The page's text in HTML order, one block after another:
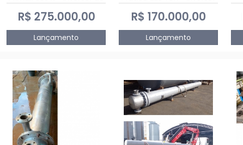
frequência NR 12
R$ 275.000,00
Lançamento
de frequência NR 12
R$ 170.000,00
Lançamento